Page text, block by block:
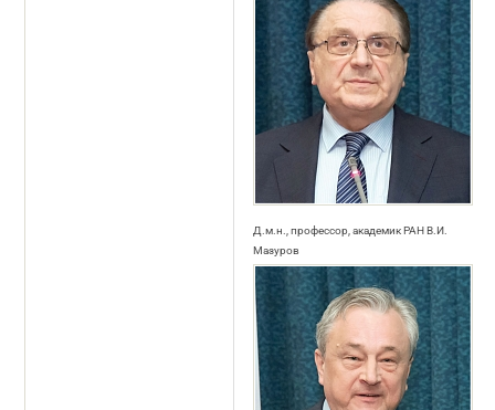
Д.м.н., профессор, академик РАН В.И.
Мазуров